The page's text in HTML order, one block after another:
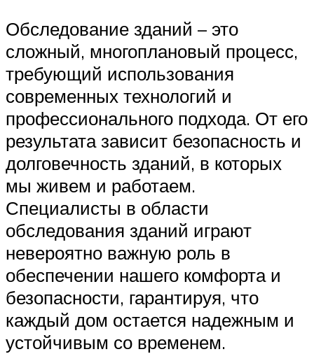
Обследование зданий – это
сложный, многоплановый процесс,
требующий использования
современных технологий и
профессионального подхода. От его
результата зависит безопасность и
долговечность зданий, в которых
мы живем и работаем.
Специалисты в области
обследования зданий играют
невероятно важную роль в
обеспечении нашего комфорта и
безопасности, гарантируя, что
каждый дом остается надежным и
устойчивым со временем.